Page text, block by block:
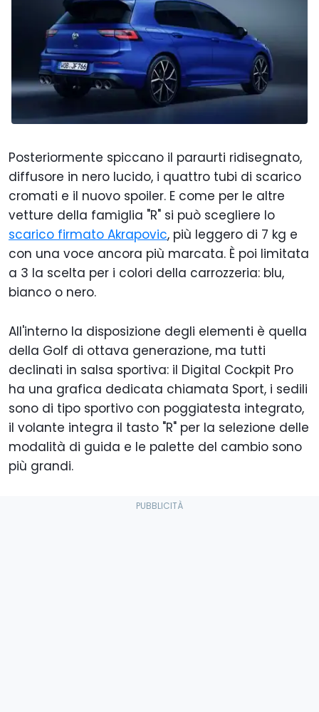
Posteriormente spiccano il paraurti ridisegnato,
diffusore in nero lucido, i quattro tubi di scarico
cromati e il nuovo spoiler. E come per le altre
vetture della famiglia "R" si può scegliere lo
scarico firmato Akrapovic, più leggero di 7 kg e
con una voce ancora più marcata. È poi limitata
a 3 la scelta per i colori della carrozzeria: blu,
bianco o nero.
All'interno la disposizione degli elementi è quella
della Golf di ottava generazione, ma tutti
declinati in salsa sportiva: il Digital Cockpit Pro
ha una grafica dedicata chiamata Sport, i sedili
sono di tipo sportivo con poggiatesta integrato,
il volante integra il tasto "R" per la selezione delle
modalità di guida e le palette del cambio sono
più grandi.